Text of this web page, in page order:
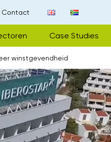
Contact
Case Studies
winstgevendheid